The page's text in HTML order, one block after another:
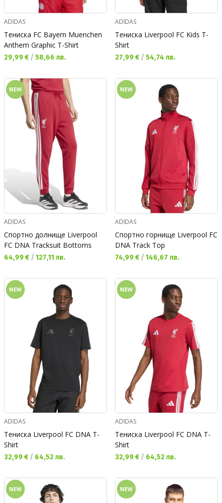
ADIDAS
Тениска FC Bayern Muenchen
Anthem Graphic T-Shirt
Текуща цена:
29,99 € / 58,66 лв.
ADIDAS
Тениска Liverpool FC Kids T-
Shirt
Текуща цена:
27,99 € / 54,74 лв.
NEW
ADIDAS
Спортно долнище Liverpool
FC DNA Tracksuit Bottoms
Текуща цена:
64,99 € / 127,11 лв.
NEW
ADIDAS
Спортно горнище Liverpool FC
DNA Track Top
Текуща цена:
74,99 € / 146,67 лв.
NEW
ADIDAS
Тениска Liverpool FC DNA T-
Shirt
Текуща цена:
32,99 € / 64,52 лв.
NEW
ADIDAS
Тениска Liverpool FC DNA T-
Shirt
Текуща цена:
32,99 € / 64,52 лв.
NEW NEW